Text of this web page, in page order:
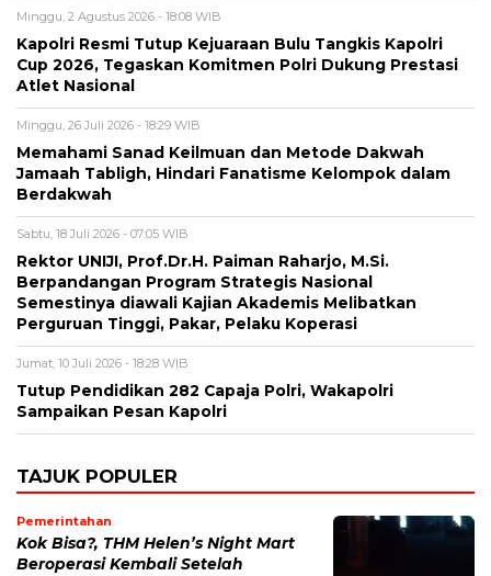
Minggu, 2 Agustus 2026 - 18:08 WIB
Kapolri Resmi Tutup Kejuaraan Bulu Tangkis Kapolri
Cup 2026, Tegaskan Komitmen Polri Dukung Prestasi
Atlet Nasional
Minggu, 26 Juli 2026 - 18:29 WIB
Memahami Sanad Keilmuan dan Metode Dakwah
Jamaah Tabligh, Hindari Fanatisme Kelompok dalam
Berdakwah
Sabtu, 18 Juli 2026 - 07:05 WIB
Rektor UNIJI, Prof.Dr.H. Paiman Raharjo, M.Si.
Berpandangan Program Strategis Nasional
Semestinya diawali Kajian Akademis Melibatkan
Perguruan Tinggi, Pakar, Pelaku Koperasi
Jumat, 10 Juli 2026 - 18:28 WIB
Tutup Pendidikan 282 Capaja Polri, Wakapolri
Sampaikan Pesan Kapolri
TAJUK POPULER
Pemerintahan
Kok Bisa?, THM Helen’s Night Mart
Beroperasi Kembali Setelah